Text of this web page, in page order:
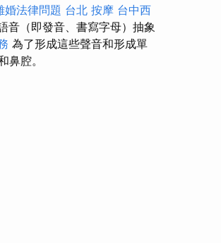
婚法律問題 台北 按摩 台中西
音（即發音、書寫字母）抽象
為了形成這些聲音和形成單
腔。